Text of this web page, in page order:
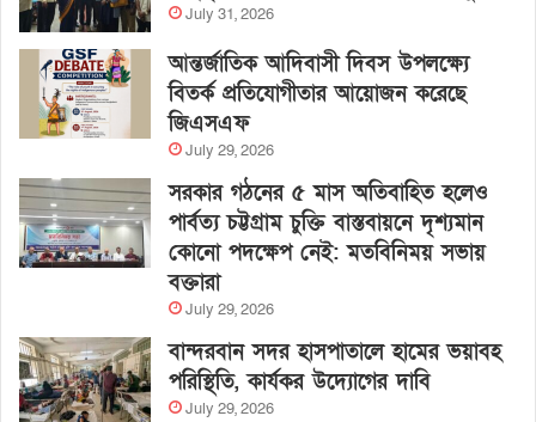
July 31, 2026
আন্তর্জাতিক আদিবাসী দিবস উপলক্ষ্যে
বিতর্ক প্রতিযোগীতার আয়োজন করেছে
জিএসএফ
July 29, 2026
সরকার গঠনের ৫ মাস অতিবাহিত হলেও
পার্বত্য চট্টগ্রাম চুক্তি বাস্তবায়নে দৃশ্যমান
কোনো পদক্ষেপ নেই: মতবিনিময় সভায়
বক্তারা
July 29, 2026
বান্দরবান সদর হাসপাতালে হামের ভয়াবহ
পরিস্থিতি, কার্যকর উদ্যোগের দাবি
July 29, 2026